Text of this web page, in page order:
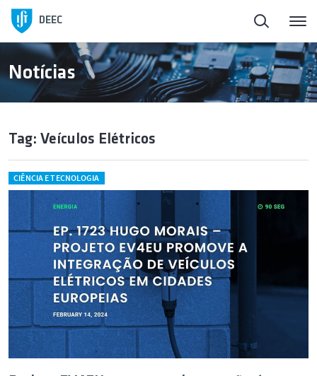
DEEC
Notícias
Tag: Veículos Elétricos
CIÊNCIA E TECNOLOGIA